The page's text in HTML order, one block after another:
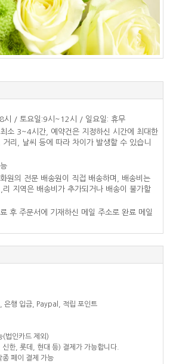
시 / 토요일:9시~12시 / 일요일: 휴무
소 3~4시간, 예약건은 지정하신 시간에 최대한
리, 날씨 등에 따라 차이가 발생할 수 있습니
원의 전문 배송원이 직접 배송하며, 배송비는
지역은 배송비가 추가되거나 배송이 불가할
후 주문서에 기재하신 메일 주소로 완료 메일
은행 입금, Paypal, 적립 포인트
(법인카드 제외)
한, 롯데, 현대 등) 결제가 가능합니다.
페이 결제 가능